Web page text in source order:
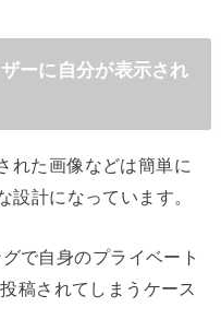
ーに自分が表示され
れた画像などは簡単に
設計になっています。
で自身のプライベート
稿されてしまうケース